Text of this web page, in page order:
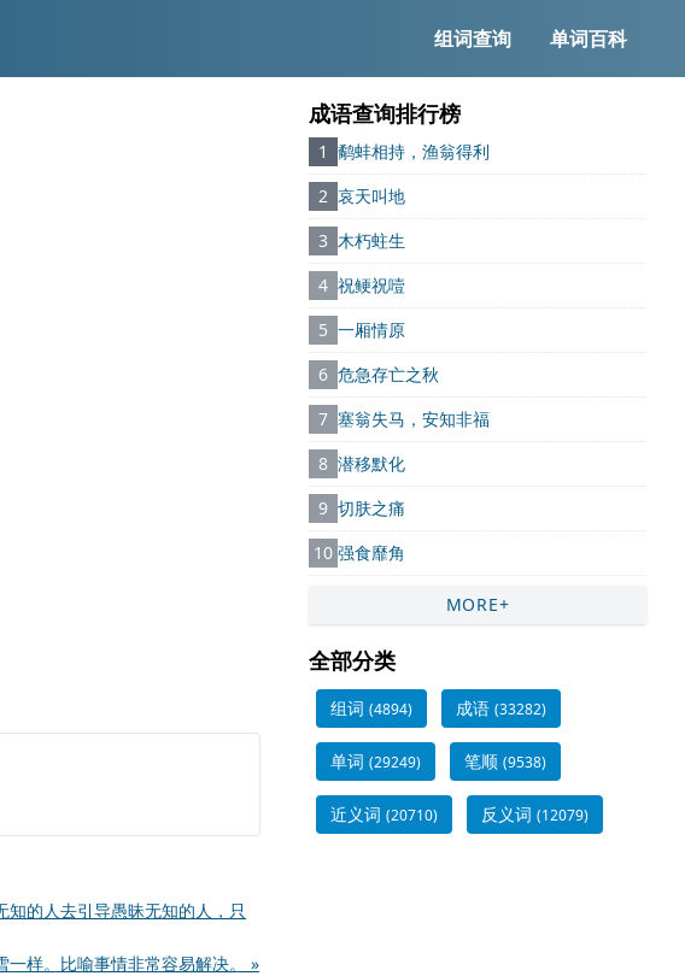
组词查询 单词百科
的人去引导愚昧无知的人，只
样。比喻事情非常容易解决。 »
成语查询排行榜
1 鹬蚌相持，渔翁得利
2 哀天叫地
3 木朽蛀生
4 祝鲠祝噎
5 一厢情原
6 危急存亡之秋
7 塞翁失马，安知非福
8 潜移默化
9 切肤之痛
10 强食靡角
MORE+
全部分类
组词 (4894) 成语 (33282)
单词 (29249) 笔顺 (9538)
近义词 (20710) 反义词 (12079)